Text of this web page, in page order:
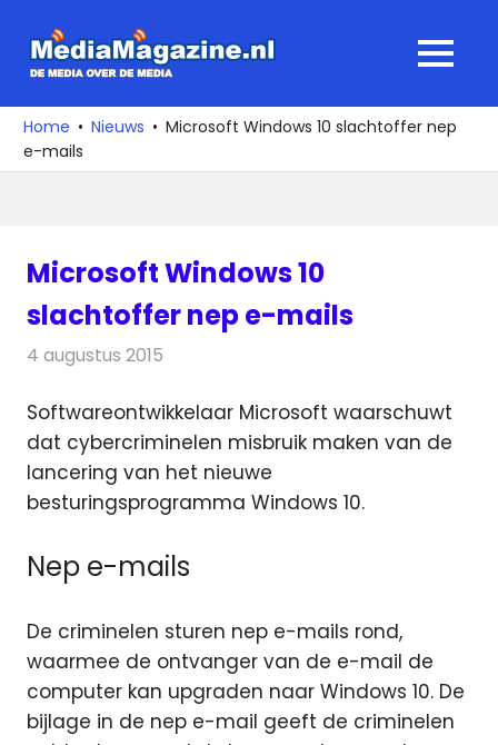
naar
media
over
de
MENU
Home Nieuws
Microsoft Windows 10 slachtoffer nep
e-mails
Microsoft Windows 10
slachtoffer nep e-mails
4 augustus 2015
Softwareontwikkelaar Microsoft waarschuwt
dat cybercriminelen misbruik maken van de
lancering van het nieuwe
besturingsprogramma Windows 10.
Nep e-mails
De criminelen sturen nep e-mails rond,
waarmee de ontvanger van de e-mail de
computer kan upgraden naar Windows 10. De
bijlage in de nep e-mail geeft de criminelen